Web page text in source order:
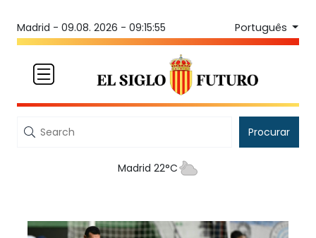
Madrid - 09.08. 2026 - 09:15:55 Português
Procurar
Madrid 22°C